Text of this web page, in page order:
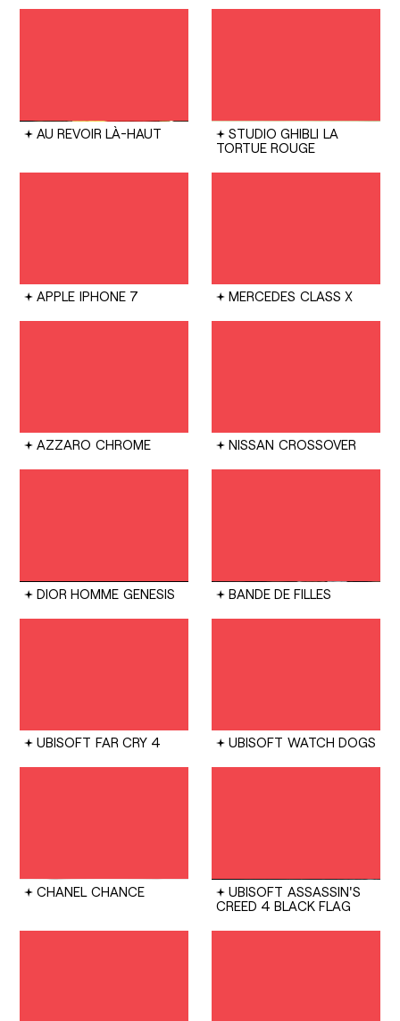
AU REVOIR LÀ-HAUT STUDIO GHIBLI LA
TORTUE ROUGE
APPLE IPHONE 7 MERCEDES CLASS X
AZZARO CHROME NISSAN CROSSOVER
DIOR HOMME GENESIS BANDE DE FILLES
UBISOFT FAR CRY 4 UBISOFT WATCH DOGS
CHANEL CHANCE UBISOFT ASSASSIN'S
CREED 4 BLACK FLAG